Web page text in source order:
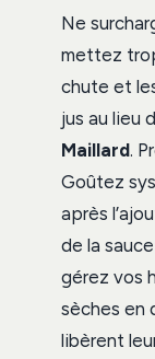
Ne
mettez
chute et
jus au lieu
Maillard.
Goûtez
après
de la
gérez vos
sèches en
libèrent